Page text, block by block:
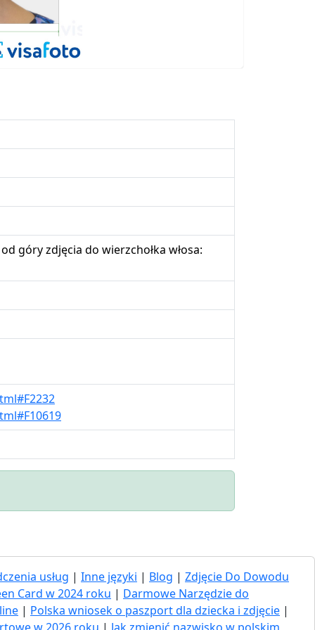
góry zdjęcia do wierzchołka włosa:
usług | Inne języki | Blog | Zdjęcie Do Dowodu
Card w 2024 roku | Darmowe Narzędzie do
| Polska wniosek o paszport dla dziecka i zdjęcie |